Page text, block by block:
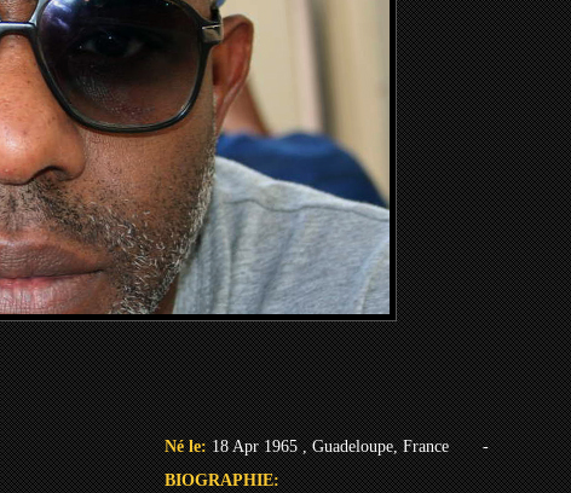
Né le:18 Apr 1965 , Guadeloupe, France
-
BIOGRAPHIE: